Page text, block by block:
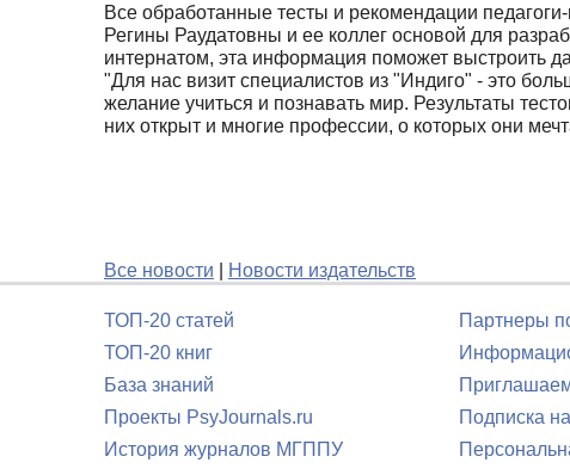
Все обработанные тесты и рекомендации
Регины Раудатовны и ее коллег основой для
интернатом, эта информация поможет выстроить
"Для нас визит специалистов из "Индиго" - это
желание учиться и познавать мир. Результаты
них открыт и многие профессии, о которых они
Все новости Новости издательств
ТОП-20 статей
ТОП-20 книг
База знаний
Проекты PsyJournals.ru
История журналов МГППУ
Партнеры
Подписка